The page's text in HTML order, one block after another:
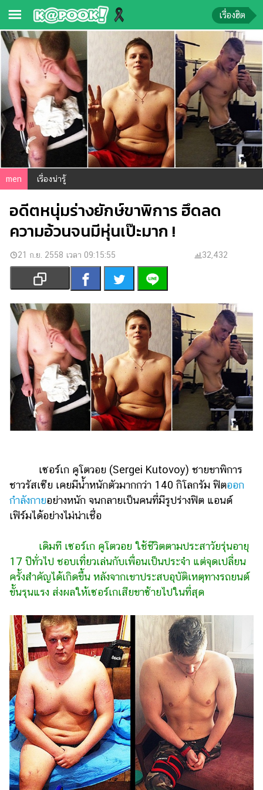
ข่าว-
ความ
รู้
ข่าว
ข่าว
บันเทิง
ตรวจ
หวย
ผล
บอล
สด
การ
เงิน
การ
ศึกษา
บันเทิง
รูปภาพ
ดู
หนัง
Music
Station
บันเทิง
เกาหลี
ไลฟ์
ดูด
วง
ผู้
ผู้ชาย
สุขภาพ
ท่อง
เที่ยว
สูตร
อาหาร
ง่ายๆ
ช้อป
ปิ้ง
เรื่องฮิต
men เรื่องน่ารู้
อดีตหนุ่มร่างยักษ์ขาพิการ ฮึดลด
ความอ้วนจนมีหุ่นเป๊ะมาก !
21 ก.ย. 2558 เวลา 09:15:55 32,432
เซอร์เก คูโตวอย (Sergei Kutovoy) ชายขาพิการ
ชาวรัสเซีย เคยมีน้ำหนักตัวมากกว่า 140 กิโลกรัม ฟิตออก
กำลังกายอย่างหนัก จนกลายเป็นคนที่มีรูปร่างฟิต แอนด์
เฟิร์มได้อย่างไม่น่าเชื่อ
เดิมที เซอร์เก คูโตวอย ใช้ชีวิตตามประสาวัยรุ่นอายุ
17 ปีทั่วไป ชอบเที่ยวเล่นกับเพื่อนเป็นประจำ แต่จุดเปลี่ยน
ครั้งสำคัญได้เกิดขึ้น หลังจากเขาประสบอุบัติเหตุทางรถยนต์
ขั้นรุนแรง ส่งผลให้เซอร์เกเสียขาซ้ายไปในที่สุด